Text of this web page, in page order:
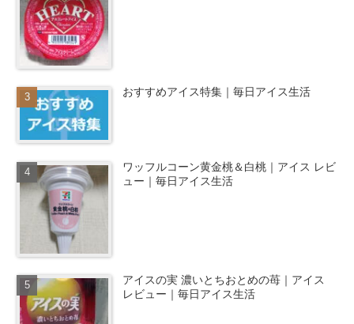
おすすめアイス特集｜毎日アイス生活
ワッフルコーン黄金桃＆白桃｜アイス レビ
ュー｜毎日アイス生活
アイスの実 濃いとちおとめの苺｜アイス
レビュー｜毎日アイス生活